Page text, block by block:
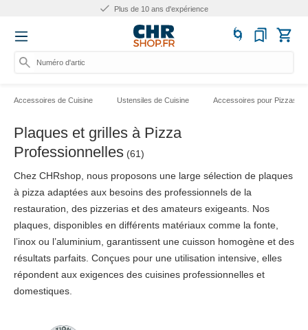
Plus de 10 ans d'expérience
Numéro d'article, catég
Accessoires de Cuisine Ustensiles de Cuisine Accessoires pour Pizzas
Plaques et grilles à Pizza
Professionnelles (61)
Chez CHRshop, nous proposons une large sélection de plaques
à pizza adaptées aux besoins des professionnels de la
restauration, des pizzerias et des amateurs exigeants. Nos
plaques, disponibles en différents matériaux comme la fonte,
l’inox ou l’aluminium, garantissent une cuisson homogène et des
résultats parfaits. Conçues pour une utilisation intensive, elles
répondent aux exigences des cuisines professionnelles et
domestiques.